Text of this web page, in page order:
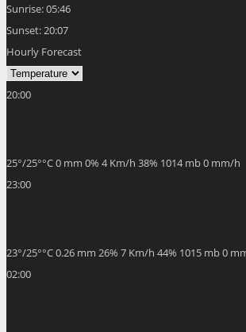
Sunrise:05:46
Sunset:20:07
Hourly Forecast
20:00
25°/25°°C0 mm 0% 4 Km/h 38% 1014 mb0 mm/h
23:00
23°/25°°C0.26 mm 26% 7 Km/h 44% 1015 mb0
02:00